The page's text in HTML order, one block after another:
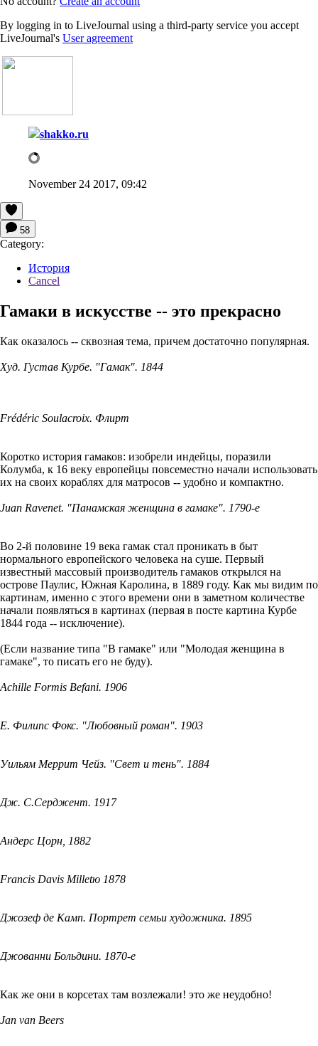
By logging in to LiveJournal using a third-party service you accept
LiveJournal's User agreement
shakko.ru
November 24 2017, 09:42
58
Category:
История
Cancel
Гамаки в искусстве -- это прекрасно
Как оказалось -- сквозная тема, причем достаточно популярная.
Худ. Густав Курбе. "Гамак". 1844
Frédéric Soulacroix. Флирт
Коротко история гамаков: изобрели индейцы, поразили
Колумба, к 16 веку европейцы повсеместно начали использовать
их на своих кораблях для матросов -- удобно и компактно.
Juan Ravenet. "Панамская женщина в гамаке". 1790-е
Во 2-й половине 19 века гамак стал проникать в быт
нормального европейского человека на суше. Первый
известный массовый производитель гамаков открылся на
острове Паулис, Южная Каролина, в 1889 году. Как мы видим по
картинам, именно с этого времени они в заметном количестве
начали появляться в картинах (первая в посте картина Курбе
1844 года -- исключение).
(Если название типа "В гамаке" или "Молодая женщина в
гамаке", то писать его не буду).
Achille Formis Befani. 1906
Е. Филипс Фокс. "Любовный роман". 1903
Уильям Меррит Чейз. "Свет и тень". 1884
Дж. С.Серджент. 1917
Андерс Цорн, 1882
Francis Davis Milletю 1878
Джозеф де Камп. Портрет семьи художника. 1895
Джованни Больдини. 1870-е
Как же они в корсетах там возлежали! это же неудобно!
Jan van Beers